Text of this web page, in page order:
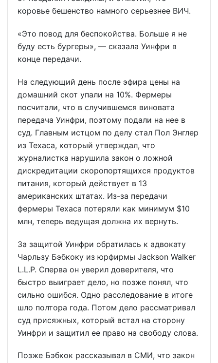
коровье бешенство намного серьезнее ВИЧ.
«Это повод для беспокойства. Больше я не
буду есть бургеры», — сказала Уинфри в
конце передачи.
На следующий день после эфира цены на
домашний скот упали на 10%. Фермеры
посчитали, что в случившемся виновата
передача Уинфри, поэтому подали на нее в
суд. Главным истцом по делу стал Пол Энглер
из Техаса, который утверждал, что
журналистка нарушила закон о ложной
дискредитации скоропортящихся продуктов
питания, который действует в 13
американских штатах. Из-за передачи
фермеры Техаса потеряли как минимум $10
млн, теперь ведущая должна их вернуть.
За защитой Уинфри обратилась к адвокату
Чарльзу Бэбкоку из юрфирмы Jackson Walker
L.L.P. Сперва он уверил доверителя, что
быстро выиграет дело, но позже понял, что
сильно ошибся. Одно расследование в итоге
шло полтора года. Потом дело рассматривал
суд присяжных, который встал на сторону
Уинфри и защитил ее право на свободу слова.
Позже Бэбкок рассказывал в СМИ, что закон